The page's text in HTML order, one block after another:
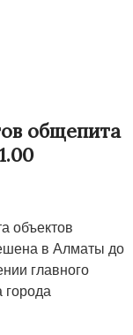
общепита
объектов
в Алматы до
главного
города